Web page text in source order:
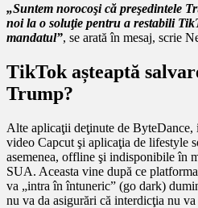
„Suntem norocoşi că preşedintele
noi la o soluţie pentru a restabili
mandatul”, se arată în mesaj, scrie
TikTok așteaptă
Trump?
Alte aplicaţii deţinute de ByteDance,
video Capcut şi aplicaţia de lifestyle
asemenea, offline şi indisponibile în
SUA. Aceasta vine după ce
va „intra în întuneric” (go dark)
nu va da asigurări că interdicţia nu